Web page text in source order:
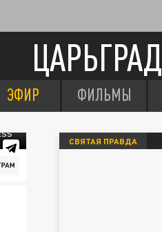
ЦАРЬГРАД
ЭФИР ФИЛЬМЫ
СВЯТАЯ ПРАВДА